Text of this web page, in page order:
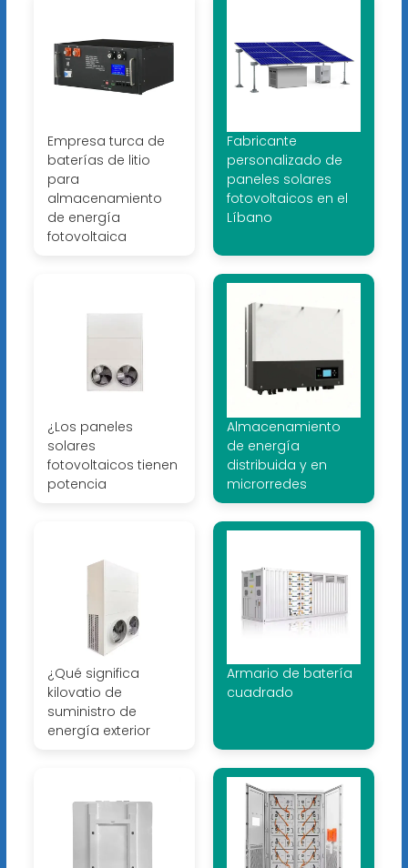
Empresa turca de
baterías de litio
para
almacenamiento
de energía
fotovoltaica
Fabricante
personalizado de
paneles solares
fotovoltaicos en el
Líbano
¿Los paneles
solares
fotovoltaicos tienen
potencia
Almacenamiento
de energía
distribuida y en
microrredes
¿Qué significa
kilovatio de
suministro de
energía exterior
Armario de batería
cuadrado